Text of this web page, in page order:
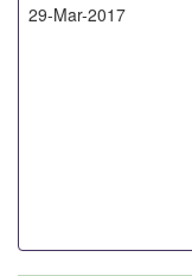
29-Mar-2017